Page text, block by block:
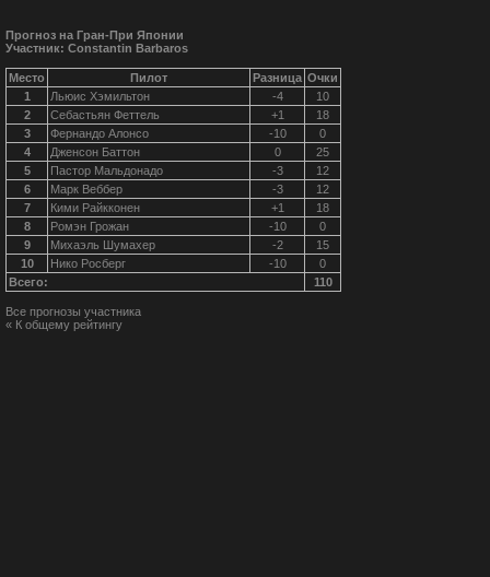
Прогноз на Гран-При Японии
Участник: Constantin Barbaros
Место Пилот Разница Очки
1
Льюис Хэмильтон -4
10
2
Себастьян Феттель +1
18
3
Фернандо Алонсо -10
0
4
Дженсон Баттон 0
25
5
Пастор Мальдонадо -3
12
6
Марк Веббер -3
12
7
Кими Райкконен +1
18
8
Ромэн Грожан -10
0
9
Михаэль Шумахер -2
15
10
Нико Росберг -10
0
Всего:
110
Все прогнозы участника
« К общему рейтингу